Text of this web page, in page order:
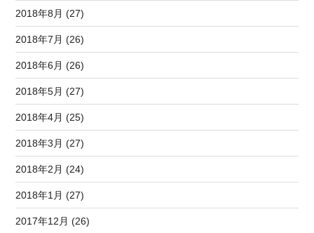
2018年8月 (27)
2018年7月 (26)
2018年6月 (26)
2018年5月 (27)
2018年4月 (25)
2018年3月 (27)
2018年2月 (24)
2018年1月 (27)
2017年12月 (26)